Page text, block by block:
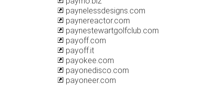
paynelessdesigns.com
paynereactor.com
paynestewartgolfclub.com
payoff.com
payoff.it
payokee.com
payonedisco.com
payoneer.com